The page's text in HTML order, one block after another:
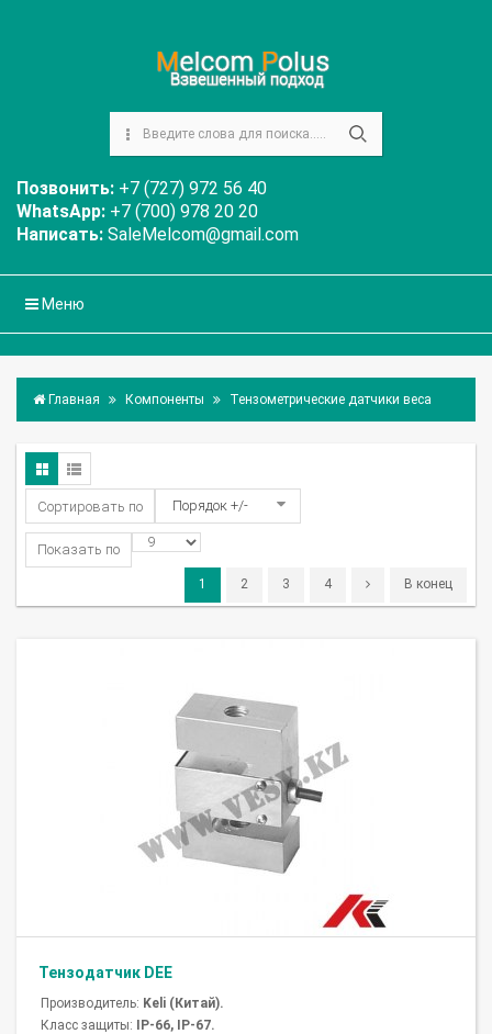
Позвонить: +7 (727) 972 56 40
WhatsApp: +7 (700) 978 20 20
Написать: SaleMelcom@gmail.com
Меню
Главная Компоненты Тензометрические датчики веса
Сортировать по Порядок +/-
Показать по
1 2 3 4 В конец
Тензодатчик DEE
Производитель: Keli (Китай).
Класс защиты:
IP-66, IP-67.